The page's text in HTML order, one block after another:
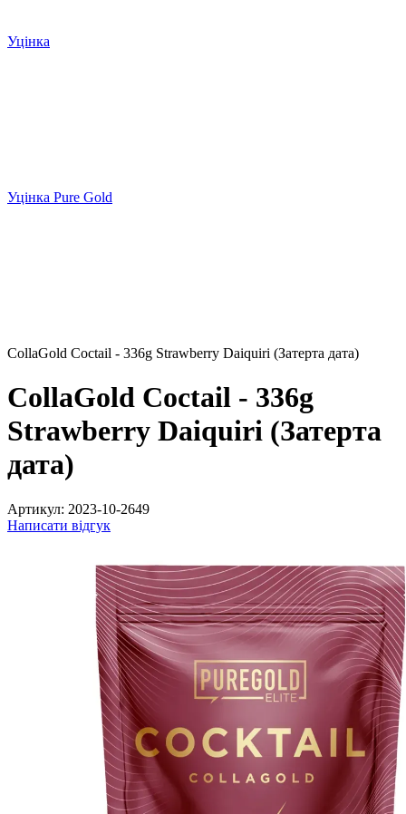
Уцінка
Уцінка Pure Gold
CollaGold Coctail - 336g Strawberry Daiquiri (Затерта дата)
CollaGold Coctail - 336g
Strawberry Daiquiri (Затерта
дата)
Артикул: 2023-10-2649
Написати відгук